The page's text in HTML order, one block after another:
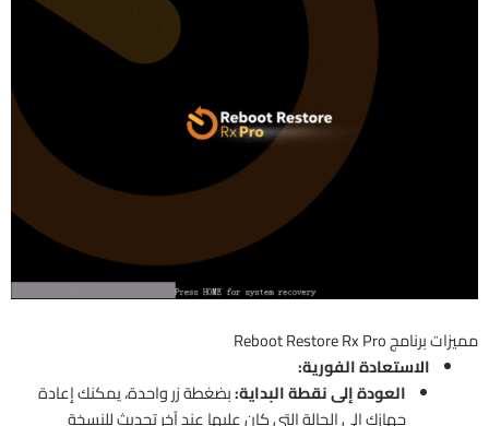
مميزات برنامج Reboot Restore Rx Pro
الاستعادة الفورية:
العودة إلى نقطة البداية:بضغطة زر واحدة، يمكنك إعادة
جهازك إلى الحالة التي كان عليها عند آخر تحديث للنسخة